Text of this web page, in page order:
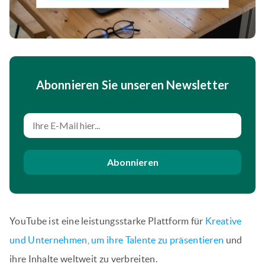
Abonnieren Sie unseren Newsletter
Abonnieren
YouTube ist eine leistungsstarke Plattform für Kreative
und Unternehmen, um ihre Talente zu präsentieren und
ihre Inhalte weltweit zu verbreiten.